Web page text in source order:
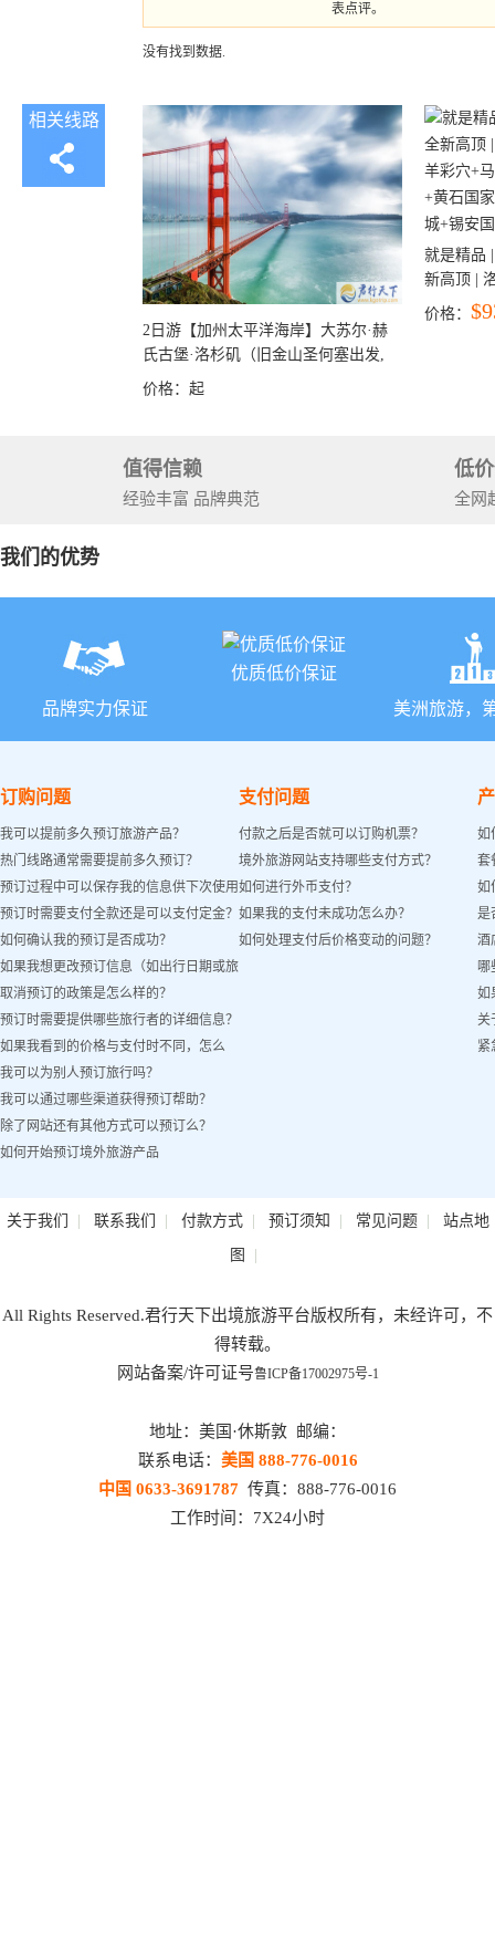
表点评。
没有找到数据.
相关线路
2日游【加州太平洋海岸】大苏尔·赫
氏古堡·洛杉矶（旧金山圣何塞出发,
洛杉矶结束）
价格： 起
就是精品
新高顶 |
彩穴+马
价格：
值得信赖
经验丰富 品牌典范
低
全网
我们的优势
品牌实力保证
优质低价保证
美洲旅游，
订购问题
我可以提前多久预订旅游产品？
热门线路通常需要提前多久预订？
预订过程中可以保存我的信息供下次使用
吗？
预订时需要支付全款还是可以支付定金？
如何确认我的预订是否成功？
如果我想更改预订信息（如出行日期或旅
客姓名）怎么办？
取消预订的政策是怎么样的？
预订时需要提供哪些旅行者的详细信息？
如果我看到的价格与支付时不同，怎么
办？
我可以为别人预订旅行吗？
我可以通过哪些渠道获得预订帮助？
除了网站还有其他方式可以预订么？
如何开始预订境外旅游产品
支付问题
付款之后是否就可以订购机票？
境外旅游网站支持哪些支付方式？
如何进行外币支付？
如果我的支付未成功怎么办？
如何处理支付后价格变动的问题？
如
套
如
是
酒
哪
如
关
紧
关于我们 | 联系我们 | 付款方式| 预订须知 | 常见问题| 站点地
图 |
All Rights Reserved.君行天下出境旅游平台版权所有，未经许可，不
得转载。
网站备案/许可证号鲁ICP备17002975号-1
地址：美国·休斯敦 邮编：
联系电话： 美国 888-776-0016
中国 0633-3691787 传真：888-776-0016
工作时间：7X24小时